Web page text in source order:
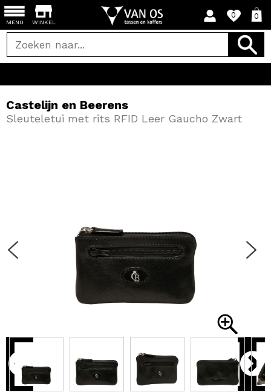
WINKEL
0 0
MENU
Castelijn en Beerens
Sleuteletui met rits RFID Leer Gaucho Zwart